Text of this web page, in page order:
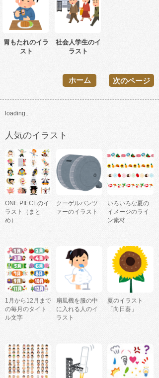
胃もたれのイラ
スト
社会人学生のイ
ラスト
次のページ
ホーム
loading..
人気のイラスト
ONE PIECEのイ
ラスト（まと
め）
クーゲルパンツ
ァーのイラスト
いろいろな夏の
イメージのライ
ン素材
1月から12月まで
の毎月のタイト
ル文字
扇風機を服の中
に入れる人のイ
ラスト
夏のイラスト
「向日葵」